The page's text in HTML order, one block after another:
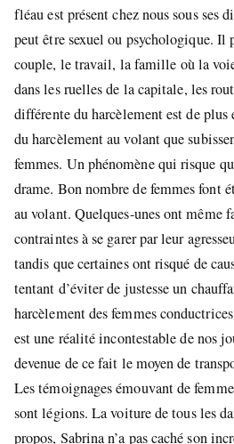
fléau est présent chez nous sous ses
peut être sexuel ou psychologique. Il
couple, le travail, la famille où la
dans les ruelles de la capitale, les
différente du harcèlement est de plus
du harcèlement au volant que
femmes. Un phénomène qui risque
drame. Bon nombre de femmes font
au volant. Quelques-unes ont même
contraintes à se garer par leur
tandis que certaines ont risqué de
tentant d’éviter de justesse un
harcèlement des femmes
est une réalité incontestable de nos
devenue de ce fait le moyen de
Les témoignages émouvant de
sont légions. La voiture de tous les
propos, Sabrina n’a pas caché son